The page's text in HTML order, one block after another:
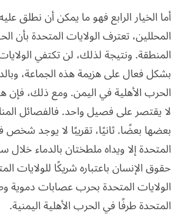
أما الخيار الرابع فهو ما يمكن أن نطلق
المحللين، تعترف الولايات المتحدة بأن
المنطقة. ونتيجة لذلك، لن تكتفي
بشكل فعال على هزيمة هذه الجماعة،
الحرب الأهلية في اليمن. ومع ذلك، فإن
لا يقتصر على فصيل واحد. فالفصائل
بعضها بعضًا. ثانيًا، تقريبًا لا يوجد
المتحدة إلا ويداه ملطختان بالدماء
حقوق الإنسان باعتباره شريكًا للولايات
الولايات المتحدة بحرب عصابات
المتحدة طرفًا في الحرب الأهلية اليمنية.